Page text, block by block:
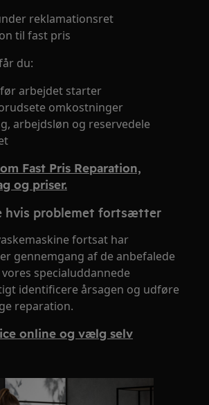
reklamationsret
til fast pris
du:
arbejdet starter
omkostninger
arbejdsløn og reservedele
Fast Pris Reparation,
og priser.
hvis problemet fortsætter
fortsat har
gennemgang af de anbefalede
specialuddannede
identificere årsagen og udføre
reparation.
online og vælg selv